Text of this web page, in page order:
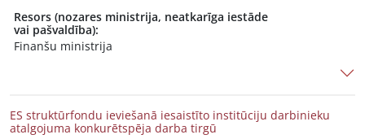
Resors (nozares ministrija, neatkarīga iestāde
vai pašvaldība):
Finanšu ministrija
ES struktūrfondu ieviešanā iesaistīto institūciju darbinieku
atalgojuma konkurētspēja darba tirgū